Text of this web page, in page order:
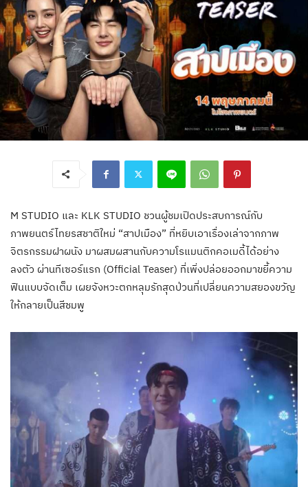
M STUDIO และ KLK STUDIO ชวนผู้ชมเปิดประสบการณ์กับ
ภาพยนตร์ไทยรสชาติใหม่ “สาปเมือง” ที่หยิบเอาเรื่องเล่าจากภาพ
จิตรกรรมฝาผนัง มาผสมผสานกับความโรแมนติกคอเมดี้ได้อย่าง
ลงตัว ผ่านทีเซอร์แรก (Official Teaser) ที่เพิ่งปล่อยออกมาขยี้ความ
ฟินแบบจัดเต็ม เผยจังหวะตกหลุมรักสุดป่วนที่เปลี่ยนความสยองขวัญ
ให้กลายเป็นสีชมพู